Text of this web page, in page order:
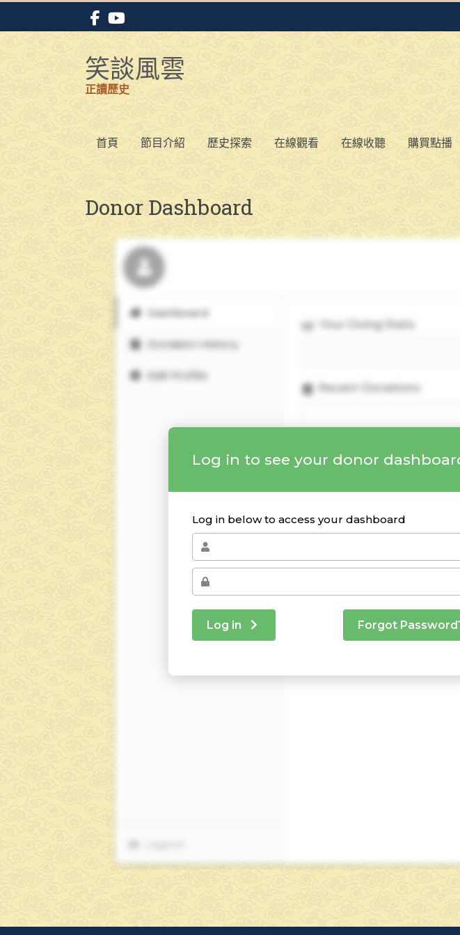
content
笑談風雲
正讀歷史
首頁 節目介紹 歷史探索 在線觀看 在線收聽 購買點播
Donor Dashboard